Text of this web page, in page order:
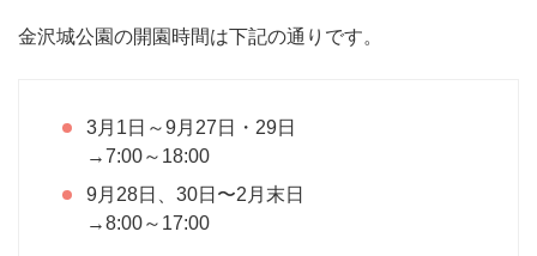
金沢城公園の開園時間は下記の通りです。
3月1日～9月27日・29日
→7:00～18:00
9月28日、30日〜2月末日
→8:00～17:00